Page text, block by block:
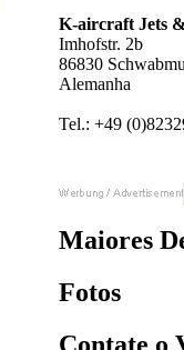
K-aircraft Jets
Imhofstr. 2b
86830
Alemanha
Tel.: +49
Maiores
Fotos